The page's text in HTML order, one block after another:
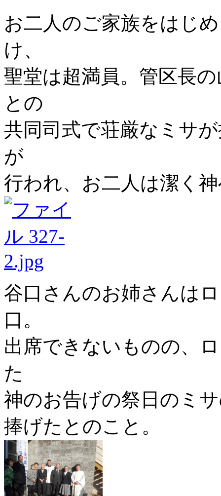
お二人のご家族をはじ
け、
聖堂は超満員。管区長
との
共同司式で荘厳なミサ
が
行われ、お二人は潔く
谷口さんのお姉さんは
口。
出席できないものの、
た
神のお告げの祭日のミ
捧げたとのこと。